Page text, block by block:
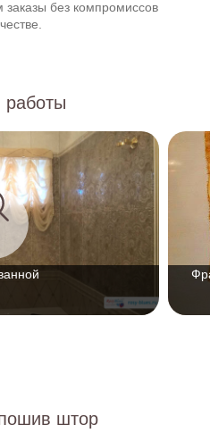
без компромиссов
штор